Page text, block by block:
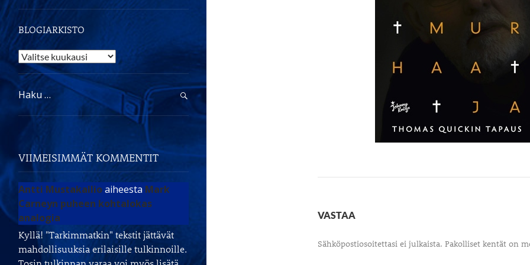
VASTAA
Sähköpostiosoitettasi ei julkaista. Pakolliset kentät on
BLOGIARKISTO
Blogiarkisto
Haku:
VIIMEISIMMÄT KOMMENTIT
Antti Mustakallioaiheesta Mark
Carneyn puheen kohtalokas
analogia
Kyllä! "Tarkimmatkin" tekstit jättävät
mahdollisuuksia erilaisille tulkinnoille.